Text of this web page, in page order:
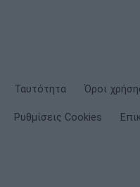
Ταυτότητα Όροι
Ρυθμίσεις Cookies